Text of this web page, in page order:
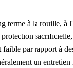
terme à la rouille, à
par rapport à
un